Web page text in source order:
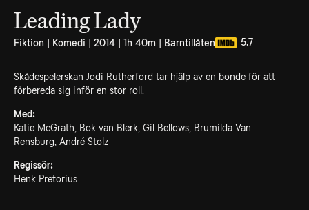
Leading Lady
Fiktion | Komedi | 2014 | 1h 40m | Barntillåten 5.7
Skådespelerskan Jodi Rutherford tar hjälp av en bonde för att
förbereda sig inför en stor roll.
Med:
Katie McGrath, Bok van Blerk, Gil Bellows, Brumilda Van
Rensburg, André Stolz
Regissör:
Henk Pretorius